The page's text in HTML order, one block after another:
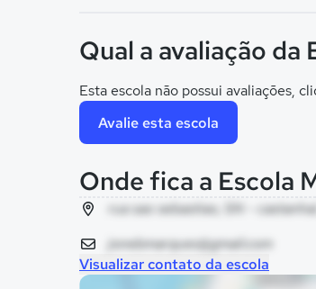
Qual a avaliação da
Esta escola não possui avaliações,
Avalie esta escola
Onde fica a Escola
rua sao sebastiao, SN -
jonebmarques@gmail.com
Visualizar contato da escola